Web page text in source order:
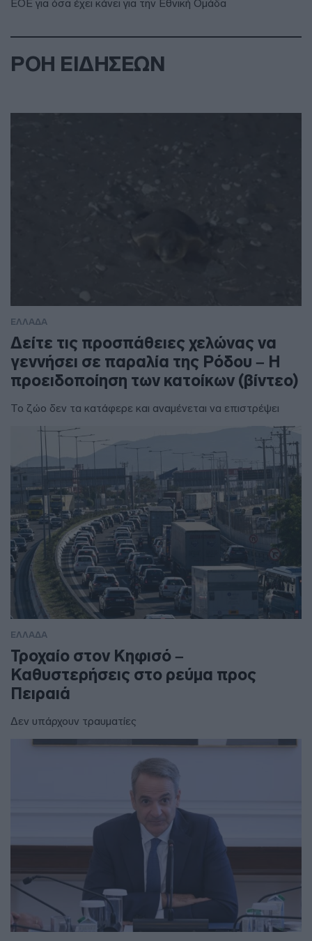
ΕΟΕ για όσα έχει κάνει για την Εθνική Ομάδα
ΡΟΗ ΕΙΔΗΣΕΩΝ
ΕΛΛΑΔΑ
Δείτε τις προσπάθειες χελώνας να
γεννήσει σε παραλία της Ρόδου – Η
προειδοποίηση των κατοίκων (βίντεο)
Το ζώο δεν τα κατάφερε και αναμένεται να επιστρέψει
ΕΛΛΑΔΑ
Τροχαίο στον Κηφισό –
Καθυστερήσεις στο ρεύμα προς
Πειραιά
Δεν υπάρχουν τραυματίες